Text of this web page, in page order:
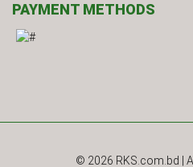
PAYMENT METHODS
© 2026 RKS.com.bd |